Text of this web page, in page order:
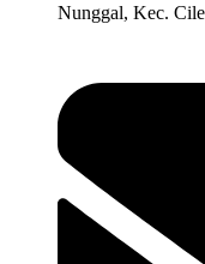
Nunggal, Kec.